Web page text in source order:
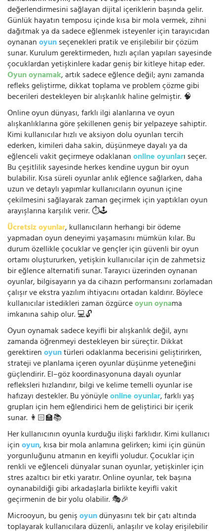
değerlendirmesini sağlayan dijital içeriklerin başında gelir.
Günlük hayatın temposu içinde kısa bir mola vermek, zihni
dağıtmak ya da sadece eğlenmek isteyenler için tarayıcıdan
oynananoyunseçenekleri pratik ve erişilebilir bir çözüm
sunar. Kurulum gerektirmeden, hızlı açılan yapıları sayesinde
çocuklardan yetişkinlere kadar geniş bir kitleye hitap eder.
Oyun oynamak, artık sadece eğlence değil; aynı zamanda
refleks geliştirme, dikkat toplama ve problem çözme gibi
becerileri destekleyen bir alışkanlık haline gelmiştir. 🧠
Online oyun dünyası, farklı ilgi alanlarına ve oyun
alışkanlıklarına göre şekillenen geniş bir yelpazeye sahiptir.
Kimi kullanıcılar hızlı ve aksiyon dolu oyunları tercih
ederken, kimileri daha sakin, düşünmeye dayalı ya da
eğlenceli vakit geçirmeye odaklananonline oyunları seçer.
Bu çeşitlilik sayesinde herkes kendine uygun bir oyun
bulabilir. Kısa süreli oyunlar anlık eğlence sağlarken, daha
uzun ve detaylı yapımlar kullanıcıların oyunun içine
çekilmesini sağlayarak zaman geçirmek için yaptıkları oyun
arayışlarına karşılık verir. ⏱️🕹️
Ücretsiz oyunlar, kullanıcıların herhangi bir ödeme
yapmadan oyun deneyimi yaşamasını mümkün kılar. Bu
durum özellikle çocuklar ve gençler için güvenli bir oyun
ortamı oluştururken, yetişkin kullanıcılar için de zahmetsiz
bir eğlence alternatifi sunar. Tarayıcı üzerinden oynanan
oyunlar, bilgisayarın ya da cihazın performansını zorlamadan
çalışır ve ekstra yazılım ihtiyacını ortadan kaldırır. Böylece
kullanıcılar istedikleri zaman özgürceoyun oynama
imkanına sahip olur. 💻🔓
Oyun oynamak sadece keyifli bir alışkanlık değil, aynı
zamanda öğrenmeyi destekleyen bir süreçtir. Dikkat
gerektirenoyuntürleri odaklanma becerisini geliştirirken,
strateji ve planlama içeren oyunlar düşünme yeteneğini
güçlendirir. El–göz koordinasyonuna dayalı oyunlar
refleksleri hızlandırır, bilgi ve kelime temelli oyunlar ise
hafızayı destekler. Bu yönüyleonline oyunlar, farklı yaş
grupları için hem eğlendirici hem de geliştirici bir içerik
sunar. 👩🏻‍🏫📚
Her kullanıcının oyunla kurduğu ilişki farklıdır. Kimi kullanıcı
içinoyun, kısa bir mola anlamına gelirken; kimi için günün
yorgunluğunu atmanın en keyifli yoludur. Çocuklar için
renkli ve eğlenceli dünyalar sunan oyunlar, yetişkinler için
stres azaltıcı bir etki yaratır. Online oyunlar, tek başına
oynanabildiği gibi arkadaşlarla birlikte keyifli vakit
geçirmenin de bir yolu olabilir. 🎭🎉
Microoyun, bu genişoyundünyasını tek bir çatı altında
toplayarak kullanıcılara düzenli, anlaşılır ve kolay erişilebilir